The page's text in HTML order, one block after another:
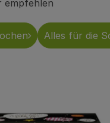
empfehlen
Alles für die